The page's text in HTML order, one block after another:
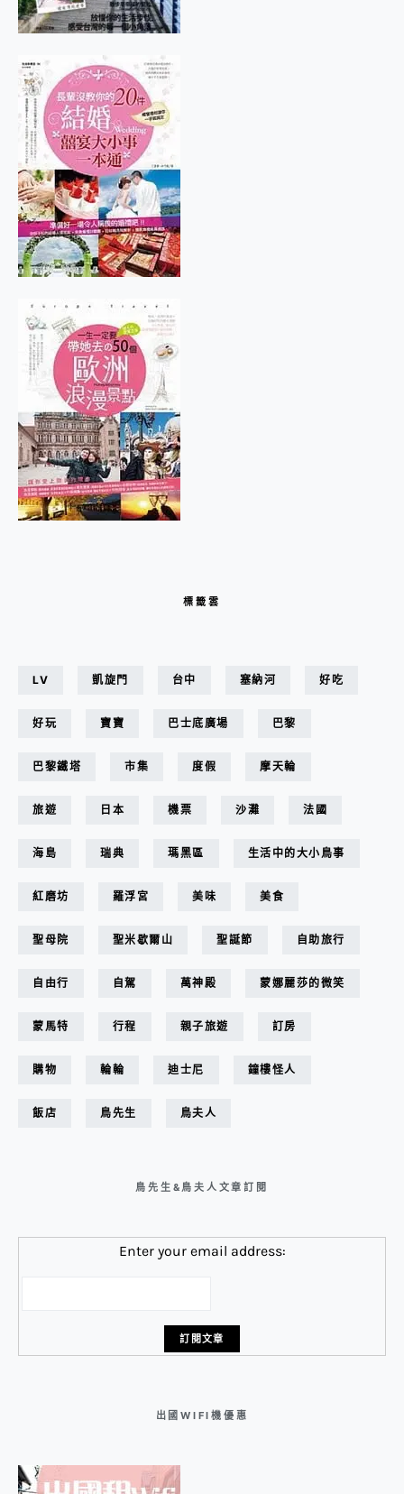
標籤雲
LV 凱旋門 台中 塞納河 好吃
好玩 寶寶 巴士底廣場 巴黎
巴黎鐵塔 市集 度假 摩天輪
旅遊 日本 機票 沙灘 法國
海島 瑞典 瑪黑區 生活中的大小鳥事
紅磨坊 羅浮宮 美味 美食
聖母院 聖米歇爾山 聖誕節 自助旅行
自由行 自駕 萬神殿 蒙娜麗莎的微笑
蒙馬特 行程 親子旅遊 訂房
購物 輪輪 迪士尼 鐘樓怪人
飯店 鳥先生 鳥夫人
鳥先生&鳥夫人文章訂閱
Enter your email address:
出國WIFI機優惠